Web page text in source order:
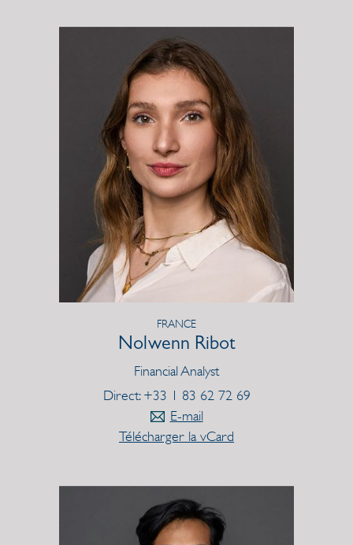
FRANCE
Nolwenn Ribot
Financial Analyst
Direct: +33 1 83 62 72 69
E-mail
Télécharger la vCard